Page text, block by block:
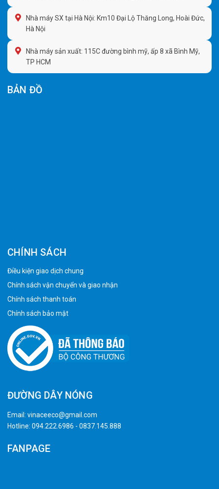
Nhà máy SX tại Hà Nội: Km10 Đại Lộ Thăng Long, Hoài Đức,
Hà Nội
Nhà máy sản xuất: 115C đường bình mỹ, ấp 8 xã Bình Mỹ,
TP HCM
BẢN ĐỒ
CHÍNH SÁCH
Điều kiện giao dịch chung
Chính sách vận chuyển và giao nhận
Chính sách thanh toán
Chính sách bảo mật
ĐƯỜNG DÂY NÓNG
Email: vinaceeco@gmail.com
Hotline: 094.222.6986 - 0837.145.888
FANPAGE